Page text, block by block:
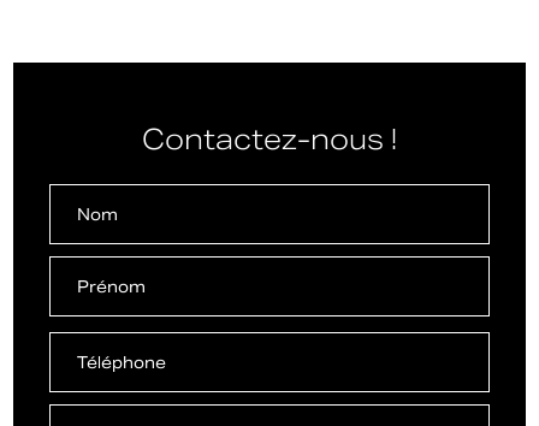
Contactez-nous !